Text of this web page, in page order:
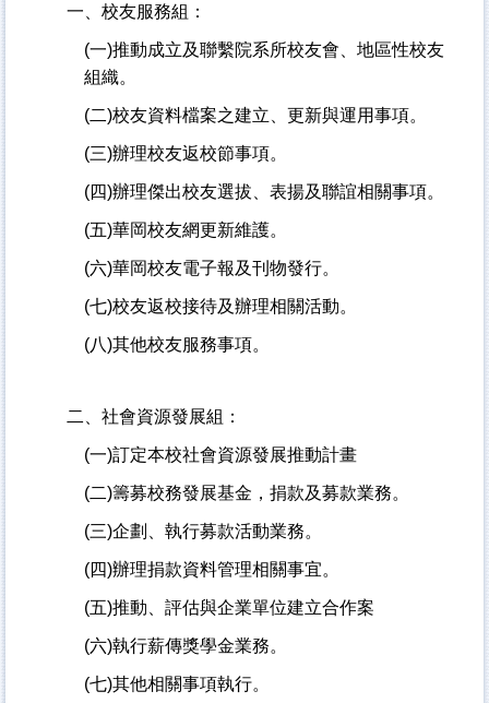
一、校友服務組：
(一)推動成立及聯繫院系所校友會、地區性校友
組織。
(二)校友資料檔案之建立、更新與運用事項。
(三)辦理校友返校節事項。
(四)辦理傑出校友選拔、表揚及聯誼相關事項。
(五)華岡校友網更新維護。
(六)華岡校友電子報及刊物發行。
(七)校友返校接待及辦理相關活動。
(八)其他校友服務事項。
二、社會資源發展組：
(一)訂定本校社會資源發展推動計畫
(二)籌募校務發展基金，捐款及募款業務。
(三)企劃、執行募款活動業務。
(四)辦理捐款資料管理相關事宜。
(五)推動、評估與企業單位建立合作案
(六)執行薪傳獎學金業務。
(七)其他相關事項執行。